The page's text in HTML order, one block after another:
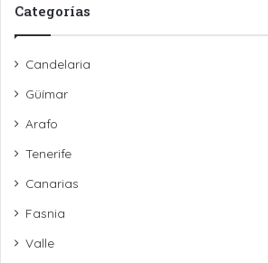
Categorías
Candelaria
Güímar
Arafo
Tenerife
Canarias
Fasnia
Valle